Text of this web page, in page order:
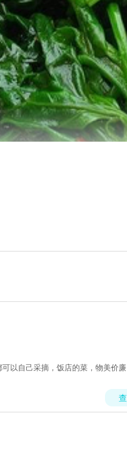
以自己采摘，饭店的菜，物美价